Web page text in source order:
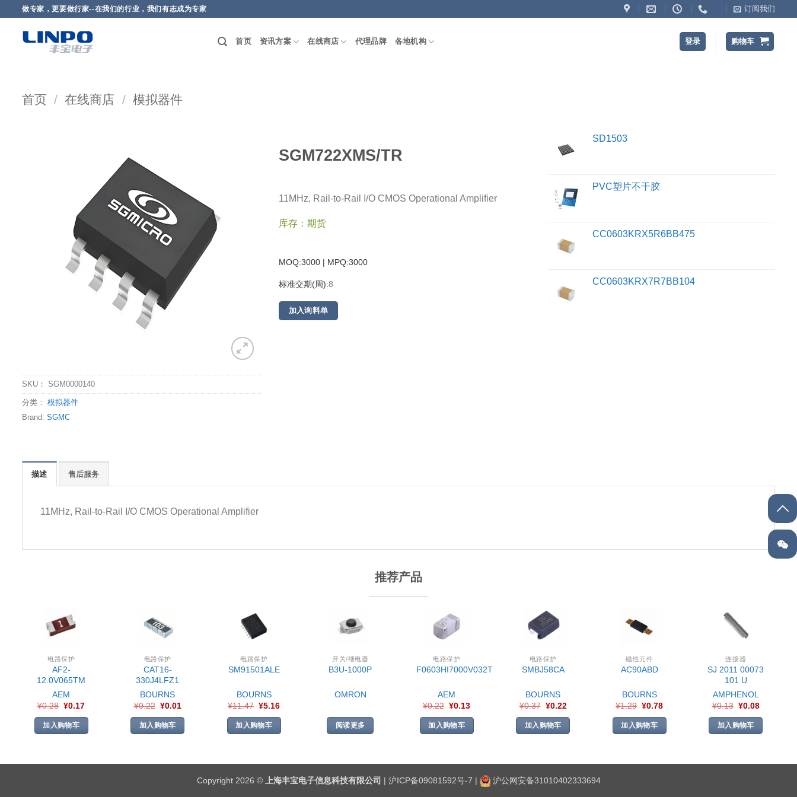
做专家，更要做行家--在我们的行业，我们有志成为专家 订阅我们
首页 资讯方案 在线商店 代理品牌 各地机构 登录 购物车
首页 / 在线商店 / 模拟器件
SKU： SGM0000140
分类： 模拟器件
Brand: SGMC
SGM722XMS/TR
11MHz, Rail-to-Rail I/O CMOS Operational Amplifier
库存：期货
MOQ:3000 | MPQ:3000
标准交期(周):8
加入询料单
SD1503
PVC塑片不干胶
CC0603KRX5R6BB475
CC0603KRX7R7BB104
描述 售后服务
11MHz, Rail-to-Rail I/O CMOS Operational Amplifier
推荐产品
电路保护
AF2-
12.0V065TM
AEM
¥0.28 ¥0.17
加入购物车
电路保护
CAT16-
330J4LFZ1
BOURNS
¥0.22 ¥0.01
加入购物车
电路保护
SM91501ALE
BOURNS
¥11.47 ¥5.16
加入购物车
开关/继电器
B3U-1000P
OMRON
阅读更多
电路保护
F0603HI7000V032T
AEM
¥0.22 ¥0.13
加入购物车
电路保护
SMBJ58CA
BOURNS
¥0.37 ¥0.22
加入购物车
磁性元件
AC90ABD
BOURNS
¥1.29 ¥0.78
加入购物车
连接器
SJ 2011 00073
101 U
AMPHENOL
¥0.13 ¥0.08
加入购物车
Copyright 2026 © 上海丰宝电子信息科技有限公司 | 沪ICP备09081592号-7 | 沪公网安备31010402333694